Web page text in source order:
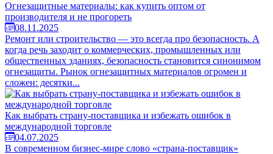
Огнезащитные материалы: как купить оптом от
производителя и не прогореть
08.11.2025
Ремонт или строительство — это всегда про безопасность. А
когда речь заходит о коммерческих, промышленных или
общественных зданиях, безопасность становится синонимом
огнезащиты. Рынок огнезащитных материалов огромен и
сложен: десятки...
Как выбрать страну-поставщика и избежать ошибок в
международной торговле
04.07.2025
В современном бизнес-мире слово «страна-поставщик»